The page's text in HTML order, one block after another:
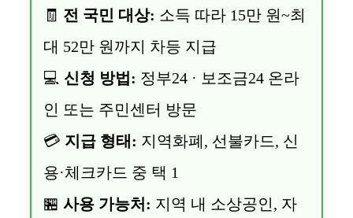
🧾 전 국민 대상: 소득 따라 15만 원~최
대 52만 원까지 차등 지급
💻 신청 방법: 정부24 · 보조금24 온라
인 또는 주민센터 방문
💳 지급 형태: 지역화폐, 선불카드, 신
용·체크카드 중 택 1
🏪 사용 가능처: 지역 내 소상공인, 자